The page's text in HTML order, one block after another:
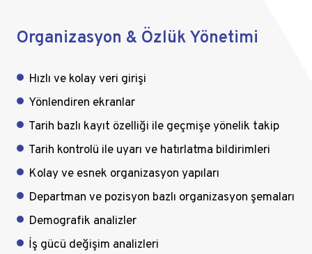
Organizasyon & Özlük Yönetimi
Hızlı ve kolay veri girişi
Yönlendiren ekranlar
Tarih bazlı kayıt özelliği ile geçmişe yönelik takip
Tarih kontrolü ile uyarı ve hatırlatma bildirimleri
Kolay ve esnek organizasyon yapıları
Departman ve pozisyon bazlı organizasyon şemaları
Demografik analizler
İş gücü değişim analizleri